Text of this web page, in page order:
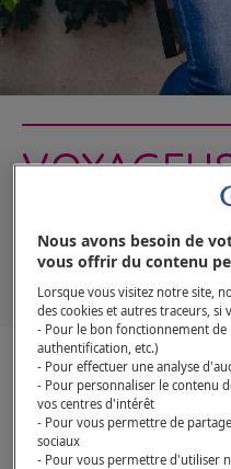
EN SAVOIR PLUS
PEUX-TU NOUS
PROJET ?
Nous avons besoin de
vous offrir du contenu
Lorsque vous visitez notre site,
des cookies et autres traceurs, si
- Pour le bon fonctionnement de
authentification, etc.)
- Pour effectuer une analyse
- Pour personnaliser le contenu
vos centres d'intérêt
- Pour vous permettre de
sociaux
- Pour vous permettre d'utiliser